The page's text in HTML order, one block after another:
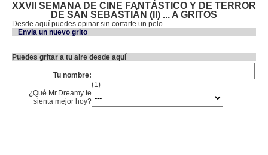
XXVII SEMANA DE CINE FANTÁSTICO Y DE TERROR
DE SAN SEBASTIÁN (II) ... A GRITOS
Desde aquí puedes opinar sin cortarte un pelo.
Envia un nuevo grito
Puedes gritar a tu aire desde aquí
Tu nombre:
(1)
¿Qué Mr.Dreamy te
sienta mejor hoy?